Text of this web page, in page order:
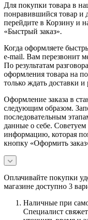
Для покупки товара в
понравившийся товар и
перейдите в Корзину и
«Быстрый заказ».
Когда оформляете
e-mail. Вам перезвонит
По результатам
оформления товара на
только ждать доставки
Оформление заказа в
следующим образом.
последовательным
данные о себе. Советуем
информацию, которая
кнопку «Оформить
Оплачивайте покупки
магазине доступно 3
Наличные при
Специалист